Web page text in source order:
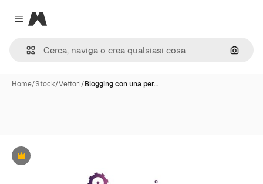
Close menu
Magnific
Cerca
Home/Stock/Vettori/Blogging con una per…
Premium